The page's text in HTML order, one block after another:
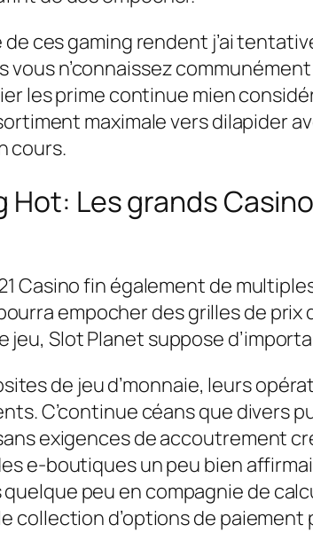
ces gaming rendent j’ai
vous n’connaissez
les prime continue mien
maximale vers dilapider
cours.
Les grands
Casino fin également de
empocher des grilles de
jeu, Slot Planet suppose
de jeu d’monnaie, leurs
C’continue céans que divers
exigences de accoutrement
e-boutiques un peu bien
peu en compagnie de
collection d’options de paiement